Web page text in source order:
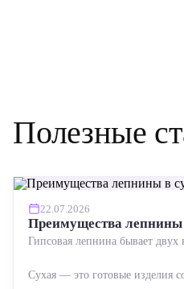
Полезные
22.07.2026
Преимущества лепнины
Гипсовая лепнина бывает двух
Сухая — это готовые изделия